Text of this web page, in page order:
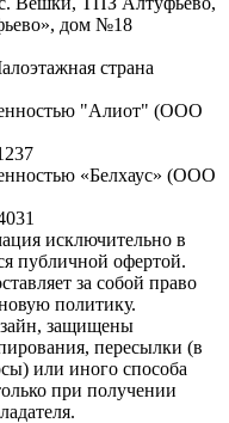
дом №18
страна
"Алиот" (ООО
«Белхаус» (ООО
исключительно в
публичной офертой.
за собой право
политику.
защищены
пересылки (в
или иного способа
при получении